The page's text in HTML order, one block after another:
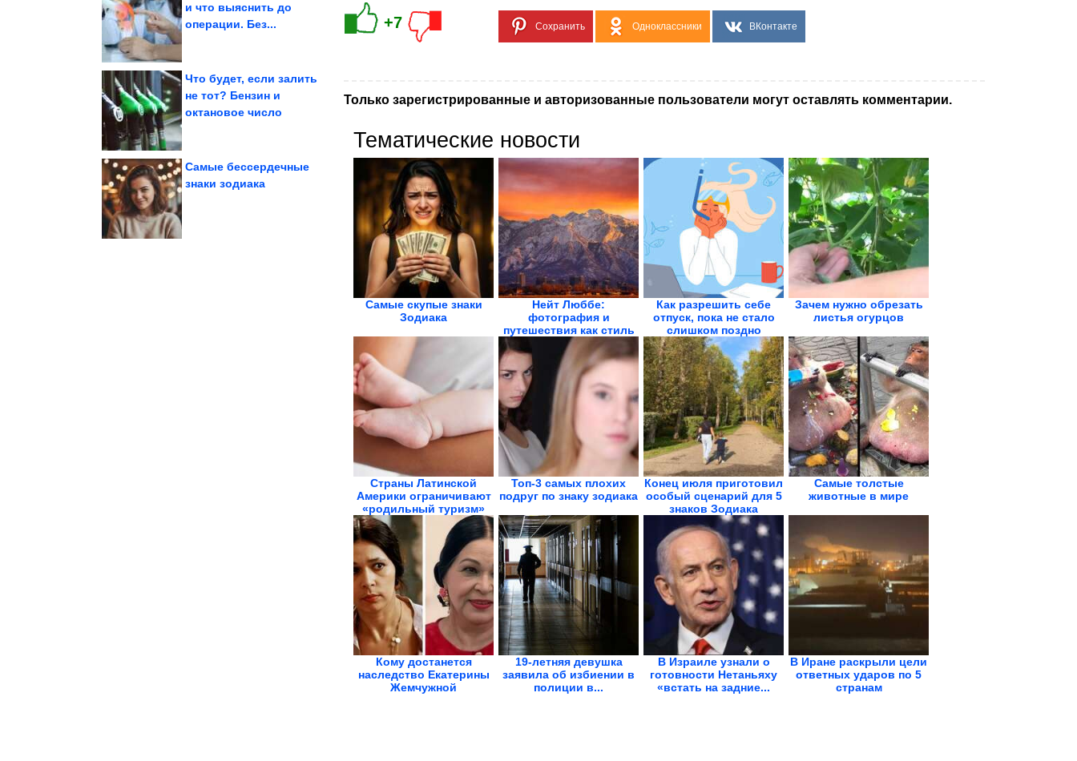
и что выяснить до
операции. Без...
Юмор в режиме
Что будет, если залить
не тот? Бензин и
октановое число
Самые бессердечные
знаки зодиака
+7 Сохранить Одноклассники ВКонтакте
Только зарегистрированные и авторизованные пользователи могут оставлять комментарии.
Тематические новости
Самые скупые знаки
Зодиака
Нейт Люббе:
фотография и
путешествия как стиль
жизни
Как разрешить себе
отпуск, пока не стало
слишком поздно
Зачем нужно обрезать
листья огурцов
Страны Латинской
Америки ограничивают
«родильный туризм»
Топ-3 самых плохих
подруг по знаку зодиака
Конец июля приготовил
особый сценарий для 5
знаков Зодиака
Самые толстые
животные в мире
Кому достанется
наследство Екатерины
Жемчужной
19-летняя девушка
заявила об избиении в
полиции в...
В Израиле узнали о
готовности Нетаньяху
«встать на задние...
В Иране раскрыли цели
ответных ударов по 5
странам